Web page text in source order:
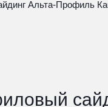
Альта-Профиль